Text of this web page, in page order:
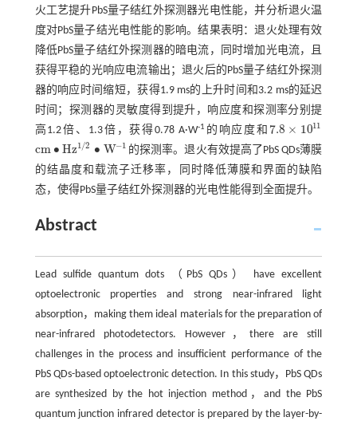
火工艺提升PbS量子结红外探测器光电性能，并分析退火温
度对PbS量子结光电性能的影响。结果表明：退火处理有效
降低PbS量子结红外探测器的暗电流，同时增加光电流，且
获得平稳的光响应电流输出；退火后的PbS量子结红外探测
器的响应时间缩短，获得1.9 ms的上升时间和3.2 ms的延迟
时间；探测器的灵敏度得到提升，响应度和探测率分别提
高1.2倍、1.3倍，获得0.78 A·W-1 的响应度和 7.8 × 1011
7.8× 10 11
cm ∙ Hz1/2 ∙ W−1
cm∙ Hz1/2∙W 1
的探测率。退火有效提高了PbS QDs薄膜
的结晶度和载流子迁移率，同时降低薄膜和界面的缺陷
态，使得PbS量子结红外探测器的光电性能得到全面提升。
Abstract
Lead sulfide quantum dots （PbS QDs） have excellent
optoelectronic properties and strong near-infrared light
absorption，making them ideal materials for the preparation of
near-infrared photodetectors. However，there are still
challenges in the process and insufficient performance of the
PbS QDs-based optoelectronic detection. In this study，PbS QDs
are synthesized by the hot injection method，and the PbS
quantum junction infrared detector is prepared by the layer-by-